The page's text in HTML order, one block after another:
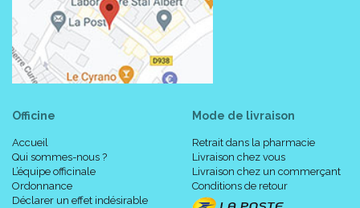
Officine
Accueil
Qui sommes-nous ?
L’équipe officinale
Ordonnance
Déclarer un effet indésirable
Mode de livraison
Retrait dans la pharmacie
Livraison chez vous
Livraison chez un commerçant
Conditions de retour